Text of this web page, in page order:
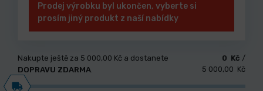
Prodej výrobku byl ukončen, vyberte si
prosím jiný produkt z naší nabídky
Nakupte ještě za 5 000,00 Kč a dostanete
DOPRAVU ZDARMA.
0 Kč /
5 000,00 Kč